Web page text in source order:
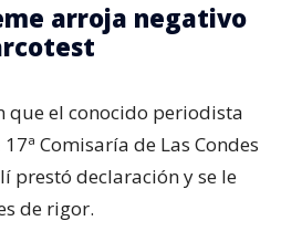
arroja negativo
que el conocido periodista
Comisaría de Las Condes
prestó declaración y se le
de rigor.